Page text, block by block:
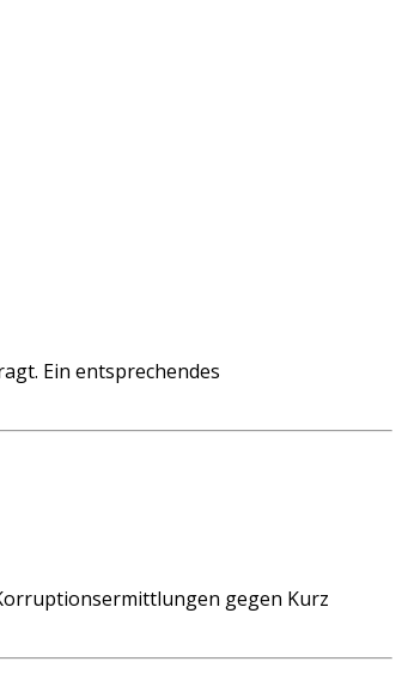
Ein entsprechendes
gegen Kurz